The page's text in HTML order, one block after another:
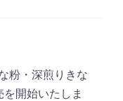
粉・深煎りきな
開始いたしま